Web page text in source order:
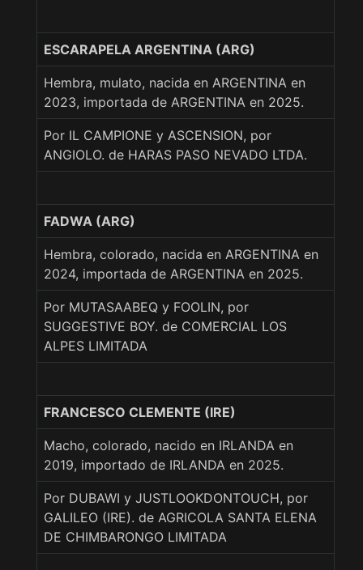
ESCARAPELA ARGENTINA (ARG)
Hembra, mulato, nacida en ARGENTINA en
2023, importada de ARGENTINA en 2025.
Por IL CAMPIONE y ASCENSION, por
ANGIOLO. de HARAS PASO NEVADO LTDA.
FADWA (ARG)
Hembra, colorado, nacida en ARGENTINA en
2024, importada de ARGENTINA en 2025.
Por MUTASAABEQ y FOOLIN, por
SUGGESTIVE BOY. de COMERCIAL LOS
ALPES LIMITADA
FRANCESCO CLEMENTE (IRE)
Macho, colorado, nacido en IRLANDA en
2019, importado de IRLANDA en 2025.
Por DUBAWI y JUSTLOOKDONTOUCH, por
GALILEO (IRE). de AGRICOLA SANTA ELENA
DE CHIMBARONGO LIMITADA